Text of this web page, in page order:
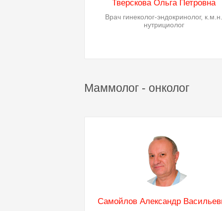
Тверскова Ольга Петровна
Врач гинеколог-эндокринолог,
нутрициолог
Маммолог - онколог
Самойлов Александр